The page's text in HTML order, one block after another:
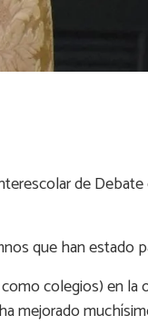
de
que han estado
colegios) en la
mejorado